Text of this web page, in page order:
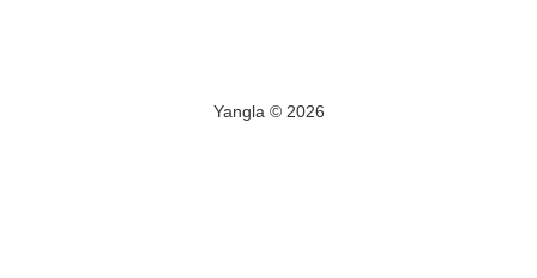
Yangla © 2026